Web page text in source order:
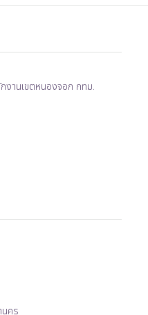
านเขตหนองจอก กทม.
คร